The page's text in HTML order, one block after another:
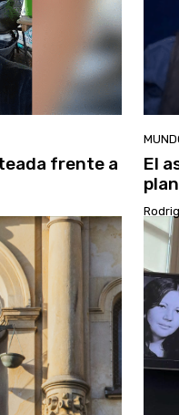
frente a
El